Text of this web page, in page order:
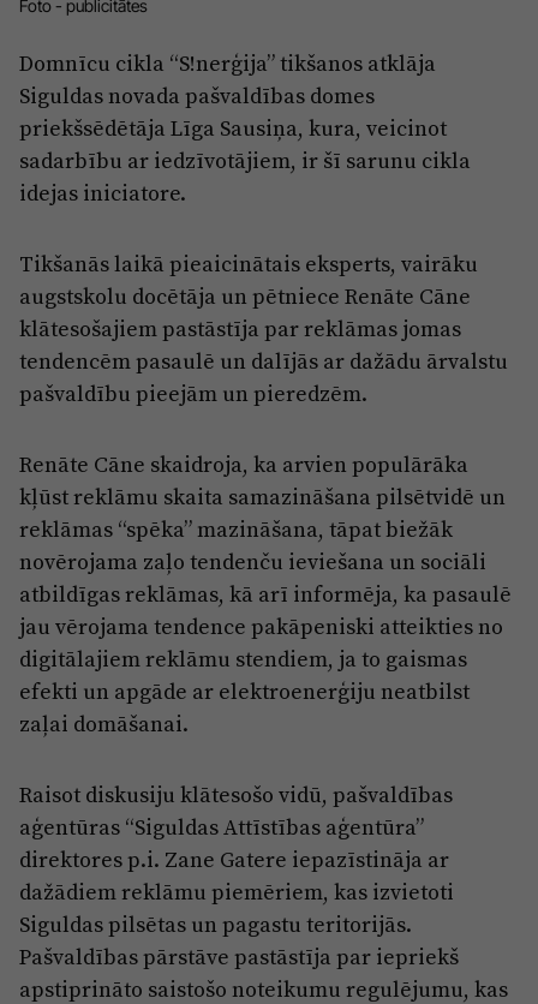
Privātuma politika
Ētikas kodekss
Sludinājumi
Foto - publicitātes
Domnīcu cikla “S!nerģija” tikšanos atklāja
Siguldas novada pašvaldības domes
priekšsēdētāja Līga Sausiņa, kura, veicinot
sadarbību ar iedzīvotājiem, ir šī sarunu cikla
idejas iniciatore.
Tikšanās laikā pieaicinātais eksperts, vairāku
augstskolu docētāja un pētniece Renāte Cāne
klātesošajiem pastāstīja par reklāmas jomas
tendencēm pasaulē un dalījās ar dažādu ārvalstu
pašvaldību pieejām un pieredzēm.
Renāte Cāne skaidroja, ka arvien populārāka
kļūst reklāmu skaita samazināšana pilsētvidē un
reklāmas “spēka” mazināšana, tāpat biežāk
novērojama zaļo tendenču ieviešana un sociāli
atbildīgas reklāmas, kā arī informēja, ka pasaulē
jau vērojama tendence pakāpeniski atteikties no
digitālajiem reklāmu stendiem, ja to gaismas
efekti un apgāde ar elektroenerģiju neatbilst
zaļai domāšanai.
Raisot diskusiju klātesošo vidū, pašvaldības
aģentūras “Siguldas Attīstības aģentūra”
direktores p.i. Zane Gatere iepazīstināja ar
dažādiem reklāmu piemēriem, kas izvietoti
Siguldas pilsētas un pagastu teritorijās.
Pašvaldības pārstāve pastāstīja par iepriekš
apstiprināto saistošo noteikumu regulējumu, kas